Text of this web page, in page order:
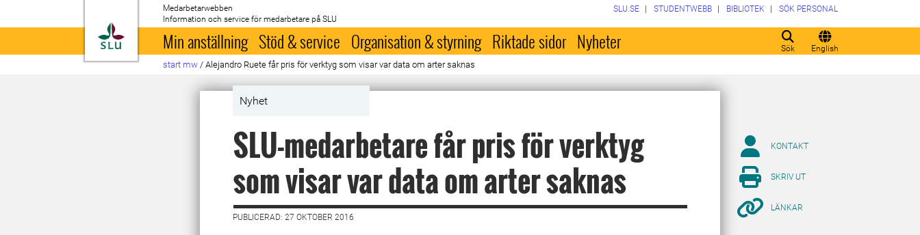
Till startsida
Medarbetarwebben
Information och service för medarbetare på SLU
Sök English
SLU.SE STUDENTWEBB BIBLIOTEK SÖK PERSONAL
Min anställning Stöd & service Organisation & styrning Riktade sidor Nyheter
start mw / Alejandro Ruete får pris för verktyg som visar var data om arter saknas
Nyhet
SLU-medarbetare får pris för verktyg
som visar var data om arter saknas
PUBLICERAD: 27 OKTOBER 2016
KONTAKT
SKRIV UT
LÄNKAR